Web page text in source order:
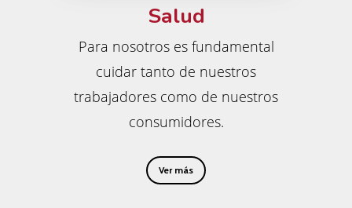
Salud
Para nosotros es fundamental
cuidar tanto de nuestros
trabajadores como de nuestros
consumidores.
Ver más